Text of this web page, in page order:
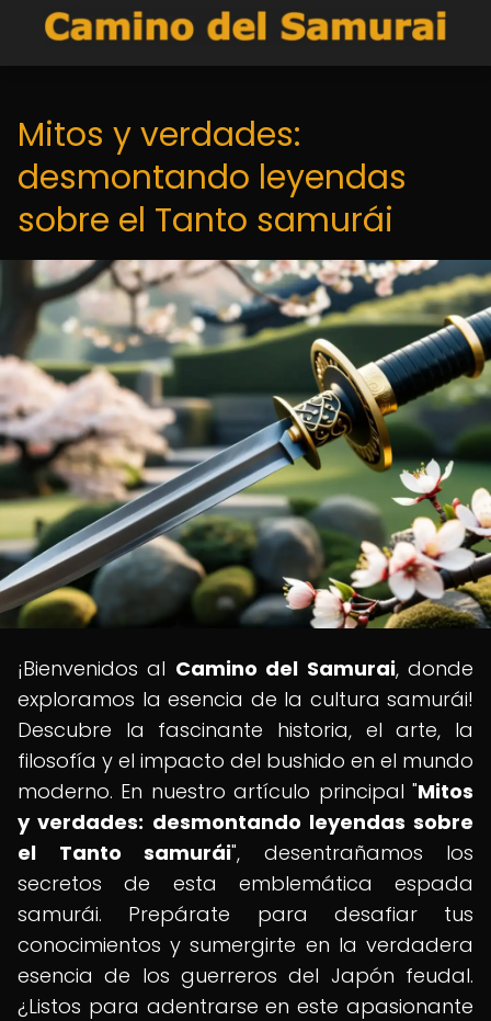
Mitos y verdades:
desmontando leyendas
sobre el Tanto samurái
¡Bienvenidos al Camino del Samurai, donde
exploramos la esencia de la cultura samurái!
Descubre la fascinante historia, el arte, la
filosofía y el impacto del bushido en el mundo
moderno. En nuestro artículo principal "Mitos
y verdades: desmontando leyendas sobre
el Tanto samurái", desentrañamos los
secretos de esta emblemática espada
samurái. Prepárate para desafiar tus
conocimientos y sumergirte en la verdadera
esencia de los guerreros del Japón feudal.
¿Listos para adentrarse en este apasionante